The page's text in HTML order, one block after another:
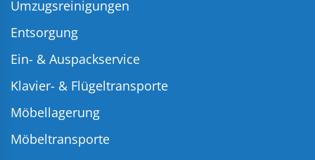
Umzugsreinigungen
Entsorgung
Ein- & Auspackservice
Klavier- & Flügeltransporte
Möbellagerung
Möbeltransporte